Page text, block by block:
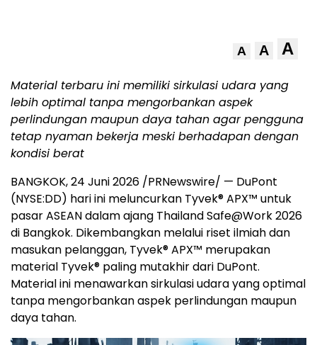
A A A
Material terbaru ini memiliki sirkulasi udara yang
lebih optimal tanpa mengorbankan aspek
perlindungan maupun daya tahan agar pengguna
tetap nyaman bekerja meski berhadapan dengan
kondisi berat
BANGKOK, 24 Juni 2026 /PRNewswire/ — DuPont
(NYSE:DD) hari ini meluncurkan Tyvek® APX™ untuk
pasar ASEAN dalam ajang Thailand Safe@Work 2026
di Bangkok. Dikembangkan melalui riset ilmiah dan
masukan pelanggan, Tyvek® APX™ merupakan
material Tyvek® paling mutakhir dari DuPont.
Material ini menawarkan sirkulasi udara yang optimal
tanpa mengorbankan aspek perlindungan maupun
daya tahan.